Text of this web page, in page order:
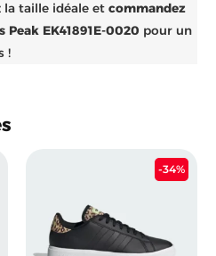
la taille idéale etcommandez
EK41891E-0020 pour un
!
12.600 د.ج.
-34%
Le
prix